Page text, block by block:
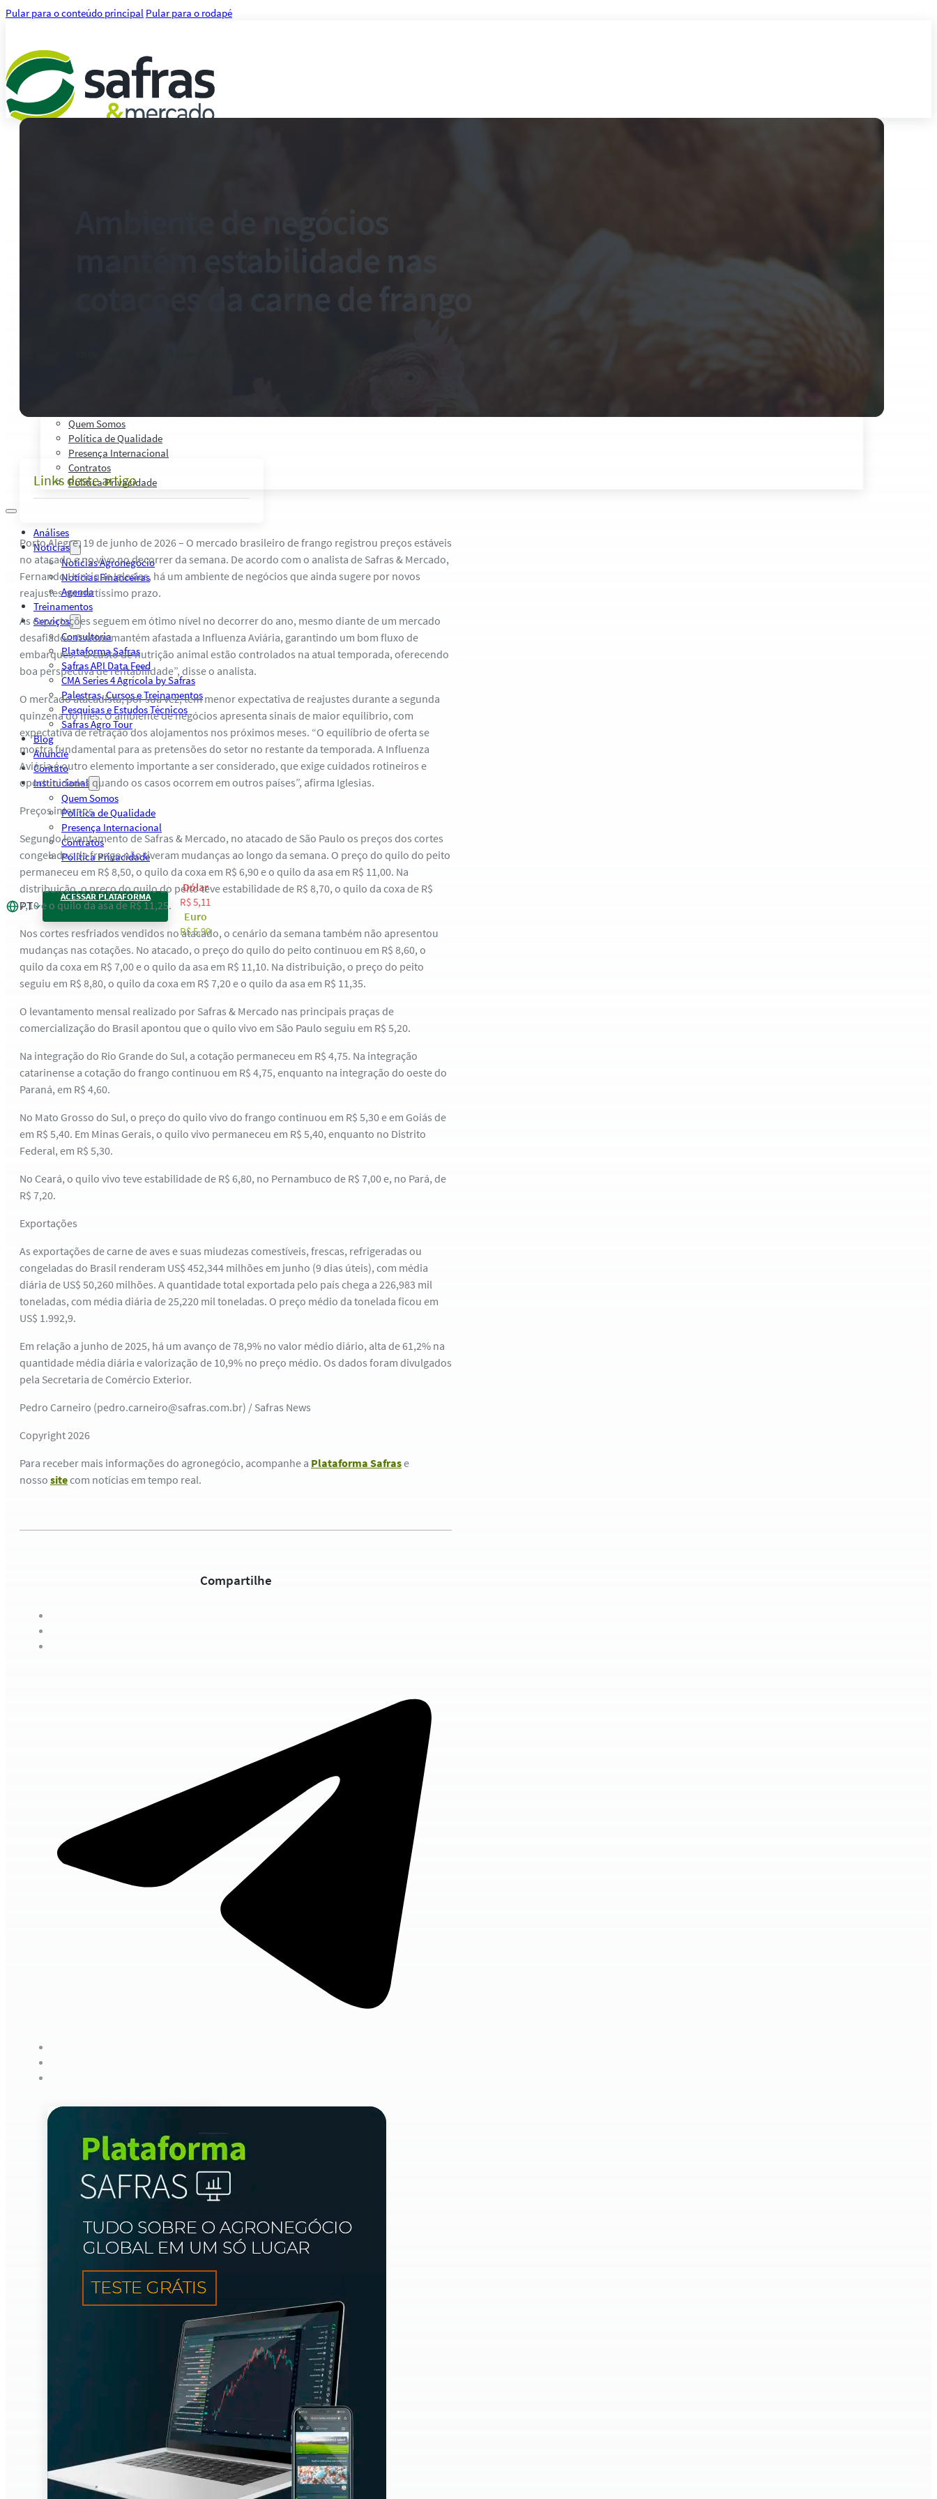
Pular para o conteúdo principal Pular para o rodapé
Quem Somos
Política de Qualidade
Presença Internacional
Contratos
Política Privacidade
Análises
Notícias
Notícias Agronegócio
Notícias Financeiras
Agenda
Treinamentos
Serviços
Consultoria
Plataforma Safras
Safras API Data Feed
CMA Series 4 Agrícola by Safras
Palestras, Cursos e Treinamentos
Pesquisas e Estudos Técnicos
Safras Agro Tour
Blog
Anuncie
Contato
Institucional
Quem Somos
Política de Qualidade
Presença Internacional
Contratos
Política Privacidade
PT
ACESSAR PLATAFORMA
Dólar
R$ 5,11
Euro
R$ 5,90
Ambiente de negócios
mantém estabilidade nas
cotações da carne de frango
Links deste artigo
Porto Alegre, 19 de junho de 2026 – O mercado brasileiro de frango registrou preços estáveis
no atacado e no vivo no decorrer da semana. De acordo com o analista de Safras & Mercado,
Fernando Henrique Iglesias, há um ambiente de negócios que ainda sugere por novos
reajustes no curtíssimo prazo.
As exportações seguem em ótimo nível no decorrer do ano, mesmo diante de um mercado
desafiador. O setor mantém afastada a Influenza Aviária, garantindo um bom fluxo de
embarques. “O custo de nutrição animal estão controlados na atual temporada, oferecendo
boa perspectiva de rentabilidade”, disse o analista.
O mercado atacadista, por sua vez, tem menor expectativa de reajustes durante a segunda
quinzena do mês. O ambiente de negócios apresenta sinais de maior equilíbrio, com
expectativa de retração dos alojamentos nos próximos meses. “O equilíbrio de oferta se
mostra fundamental para as pretensões do setor no restante da temporada. A Influenza
Aviária é outro elemento importante a ser considerado, que exige cuidados rotineiros e
oportunidades quando os casos ocorrem em outros países”, afirma Iglesias.
Preços internos
Segundo levantamento de Safras & Mercado, no atacado de São Paulo os preços dos cortes
congelados de frango não tiveram mudanças ao longo da semana. O preço do quilo do peito
permaneceu em R$ 8,50, o quilo da coxa em R$ 6,90 e o quilo da asa em R$ 11,00. Na
distribuição, o preço do quilo do peito teve estabilidade de R$ 8,70, o quilo da coxa de R$
7,10 e o quilo da asa de R$ 11,25.
Nos cortes resfriados vendidos no atacado, o cenário da semana também não apresentou
mudanças nas cotações. No atacado, o preço do quilo do peito continuou em R$ 8,60, o
quilo da coxa em R$ 7,00 e o quilo da asa em R$ 11,10. Na distribuição, o preço do peito
seguiu em R$ 8,80, o quilo da coxa em R$ 7,20 e o quilo da asa em R$ 11,35.
O levantamento mensal realizado por Safras & Mercado nas principais praças de
comercialização do Brasil apontou que o quilo vivo em São Paulo seguiu em R$ 5,20.
Na integração do Rio Grande do Sul, a cotação permaneceu em R$ 4,75. Na integração
catarinense a cotação do frango continuou em R$ 4,75, enquanto na integração do oeste do
Paraná, em R$ 4,60.
No Mato Grosso do Sul, o preço do quilo vivo do frango continuou em R$ 5,30 e em Goiás de
em R$ 5,40. Em Minas Gerais, o quilo vivo permaneceu em R$ 5,40, enquanto no Distrito
Federal, em R$ 5,30.
No Ceará, o quilo vivo teve estabilidade de R$ 6,80, no Pernambuco de R$ 7,00 e, no Pará, de
R$ 7,20.
Exportações
As exportações de carne de aves e suas miudezas comestíveis, frescas, refrigeradas ou
congeladas do Brasil renderam US$ 452,344 milhões em junho (9 dias úteis), com média
diária de US$ 50,260 milhões. A quantidade total exportada pelo país chega a 226,983 mil
toneladas, com média diária de 25,220 mil toneladas. O preço médio da tonelada ficou em
US$ 1.992,9.
Em relação a junho de 2025, há um avanço de 78,9% no valor médio diário, alta de 61,2% na
quantidade média diária e valorização de 10,9% no preço médio. Os dados foram divulgados
pela Secretaria de Comércio Exterior.
Pedro Carneiro (pedro.carneiro@safras.com.br) / Safras News
Copyright 2026
Para receber mais informações do agronegócio, acompanhe a Plataforma Safrase
nosso sitecom notícias em tempo real.
Compartilhe